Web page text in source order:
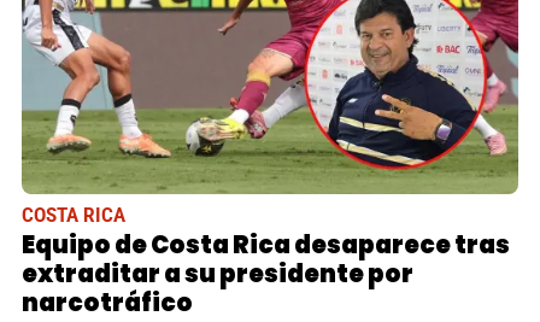
COSTA RICA
Equipo de Costa Rica desaparece tras
extraditar a su presidente por
narcotráfico